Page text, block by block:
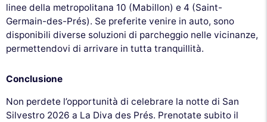
linee della metropolitana 10 (Mabillon) e 4 (Saint-
Germain-des-Prés). Se preferite venire in auto, sono
disponibili diverse soluzioni di parcheggio nelle vicinanze,
permettendovi di arrivare in tutta tranquillità.
Conclusione
Non perdete l’opportunità di celebrare la notte di San
Silvestro 2026 a La Diva des Prés. Prenotate subito il